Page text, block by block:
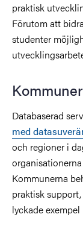
praktisk
Förutom att
studenter
Databaserad
med
och regioner i
Kommunerna
praktisk
lyckade